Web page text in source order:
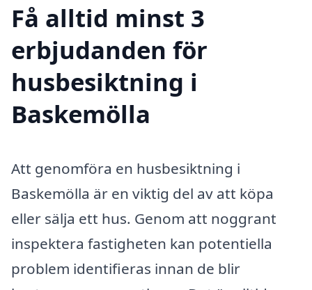
Få alltid minst 3
erbjudanden för
husbesiktning i
Baskemölla
Att genomföra en husbesiktning i
Baskemölla är en viktig del av att köpa
eller sälja ett hus. Genom att noggrant
inspektera fastigheten kan potentiella
problem identifieras innan de blir